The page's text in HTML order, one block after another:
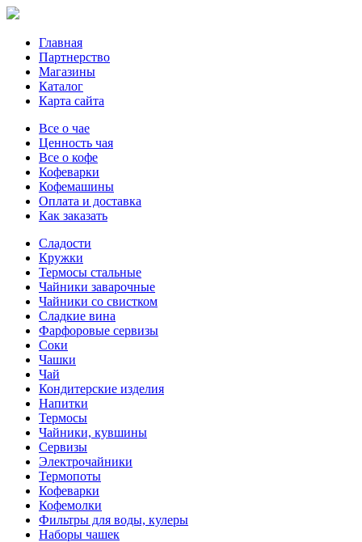
Главная
Партнерство
Магазины
Каталог
Карта сайта
Все о чае
Ценность чая
Все о кофе
Кофеварки
Кофемашины
Оплата и доставка
Как заказать
Сладости
Кружки
Термосы стальные
Чайники заварочные
Чайники со свистком
Сладкие вина
Фарфоровые сервизы
Соки
Чашки
Чай
Кондитерские изделия
Напитки
Термосы
Чайники, кувшины
Сервизы
Электрочайники
Термопоты
Кофеварки
Кофемолки
Фильтры для воды, кулеры
Наборы чашек